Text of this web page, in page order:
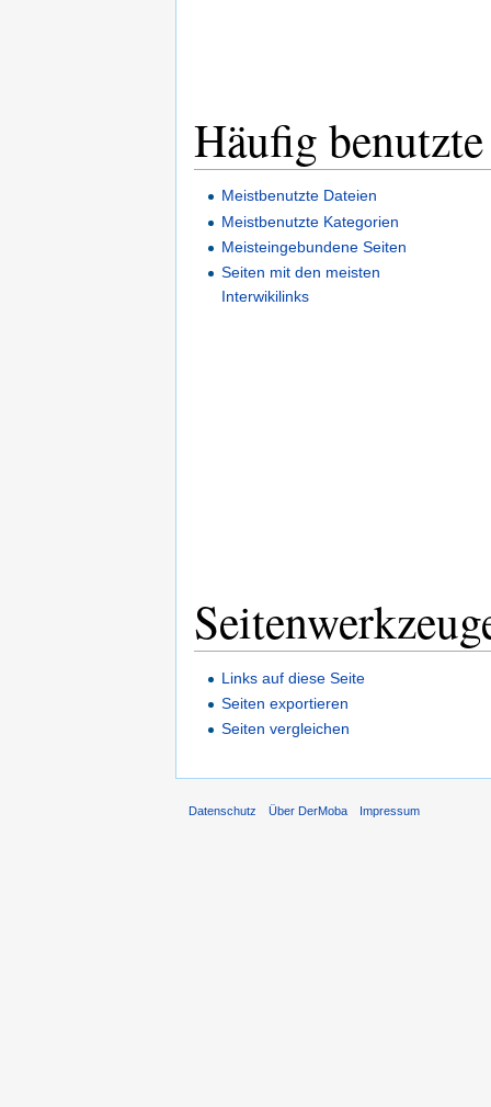
Häufig
Meistbenutzte Dateien
Meistbenutzte Kategorien
Meisteingebundene Seiten
Seiten mit den meisten
Interwikilinks
Links auf diese Seite
Seiten exportieren
Seiten vergleichen
Datenschutz Über DerMoba Impressum